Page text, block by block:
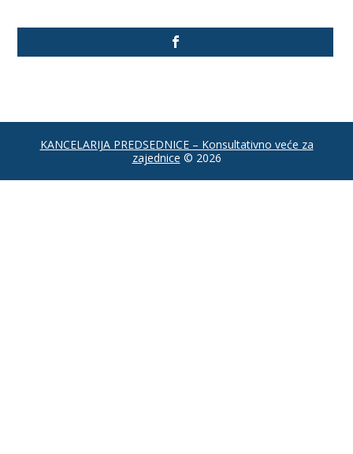
KANCELARIJA PREDSEDNICE – Konsultativno veće za
zajednice © 2026